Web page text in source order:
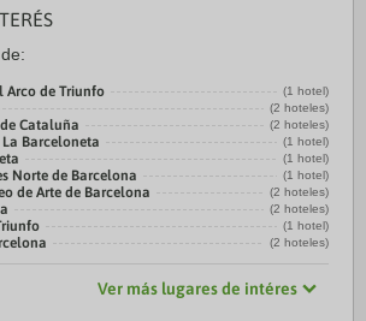
Arco de Triunfo (1 hotel)
(2 hoteles)
Cataluña (2 hoteles)
Barceloneta (1 hotel)
(1 hotel)
Norte de Barcelona (1 hotel)
de Arte de Barcelona (2 hoteles)
(2 hoteles)
(1 hotel)
(2 hoteles)
Ver más lugares de intéres